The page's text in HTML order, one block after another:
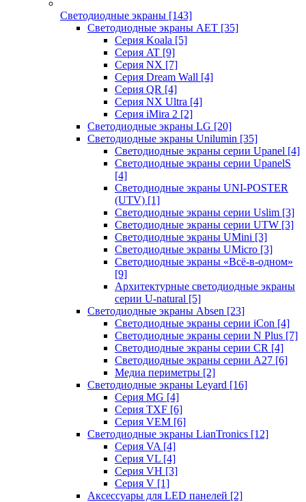
Светодиодные экраны [143]
Светодиодные экраны AET [35]
Cерия Koala [5]
Серия AT [9]
Серия NX [7]
Серия Dream Wall [4]
Серия QR [4]
Серия NX Ultra [4]
Серия iMira 2 [2]
Светодиодные экраны LG [20]
Светодиодные экраны Unilumin [35]
Светодиодные экраны серии Upanel [4]
Светодиодные экраны серии UpanelS
[4]
Светодиодные экраны UNI-POSTER
(UTV) [1]
Светодиодные экраны серии Uslim [3]
Светодиодные экраны серии UTW [3]
Светодиодные экраны UMini [3]
Светодиодные экраны UMicro [3]
Светодиодные экраны «Всё-в-одном»
[9]
Архитектурные светодиодные экраны
серии U-natural [5]
Светодиодные экраны Absen [23]
Светодиодные экраны серии iCon [4]
Светодиодные экраны серии N Plus [7]
Светодиодные экраны серии CR [4]
Светодиодные экраны серии А27 [6]
Медиа периметры [2]
Светодиодные экраны Leyard [16]
Серия MG [4]
Серия TXF [6]
Серия VEM [6]
Светодиодные экраны LianTronics [12]
Серия VA [4]
Серия VL [4]
Серия VH [3]
Серия V [1]
Аксессуары для LED панелей [2]